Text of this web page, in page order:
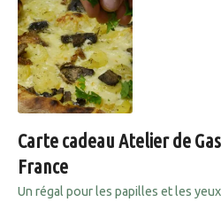
Carte cadeau Atelier de
France
Un régal pour les papilles et les yeux